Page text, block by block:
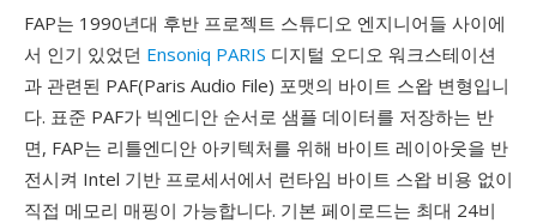
FAP는 1990년대 후반 프로젝트 스튜디오 엔지니어들 사이에
서 인기 있었던 Ensoniq PARIS 디지털 오디오 워크스테이션
과 관련된 PAF(Paris Audio File) 포맷의 바이트 스왑 변형입니
다. 표준 PAF가 빅엔디안 순서로 샘플 데이터를 저장하는 반
면, FAP는 리틀엔디안 아키텍처를 위해 바이트 레이아웃을 반
전시켜 Intel 기반 프로세서에서 런타임 바이트 스왑 비용 없이
직접 메모리 매핑이 가능합니다. 기본 페이로드는 최대 24비